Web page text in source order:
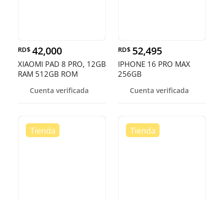
RD$ 42,000
XIAOMI PAD 8 PRO, 12GB
RAM 512GB ROM
Cuenta verificada
RD$ 52,495
IPHONE 16 PRO MAX
256GB
FABCuenta verificada